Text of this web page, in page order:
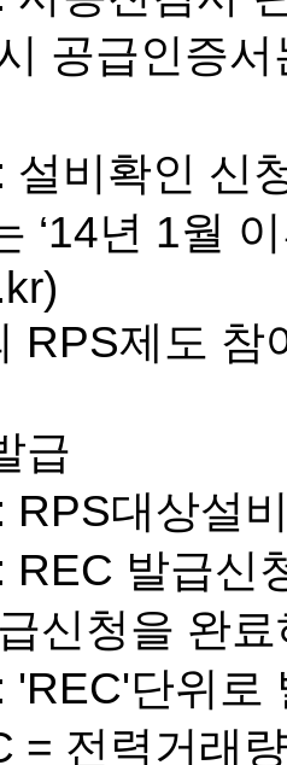
공급인증서
설비확인 신
‘14년 1월
RPS제도 참
급
RPS대상설
REC 발급신
신청을 완
'REC'단위로
= 전력거래